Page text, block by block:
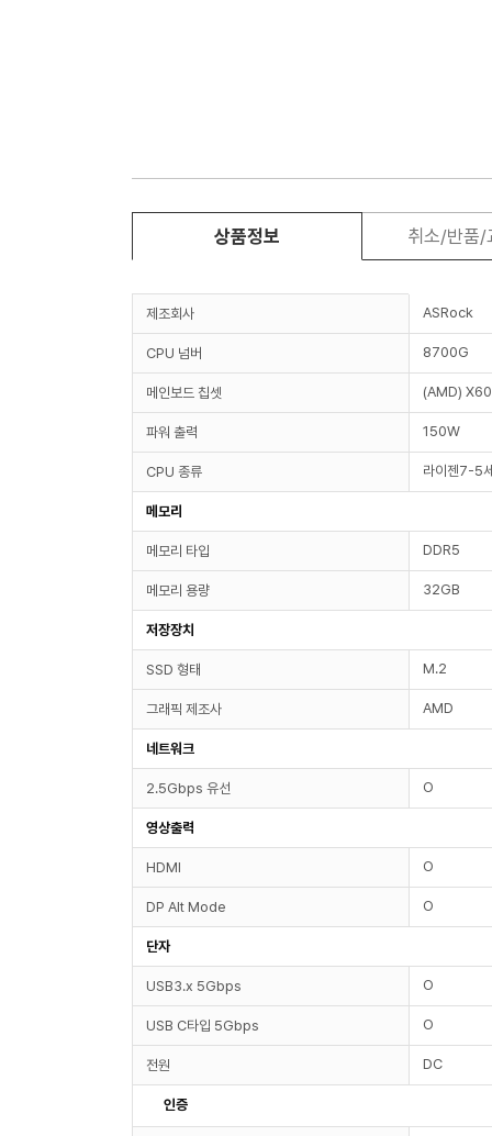
상품정보 취소/반품/
제조회사 ASRock
CPU 넘버 8700G
메인보드 칩셋 (AMD)
파워 출력 150W
CPU 종류 라이젠7-5
메모리
메모리 타입 DDR5
메모리 용량 32GB
저장장치
SSD 형태 M.2
그래픽 제조사 AMD
네트워크
2.5Gbps 유선 O
영상출력
HDMI O
DP Alt Mode O
단자
USB3.x 5Gbps O
USB C타입 5Gbps O
전원 DC
인증